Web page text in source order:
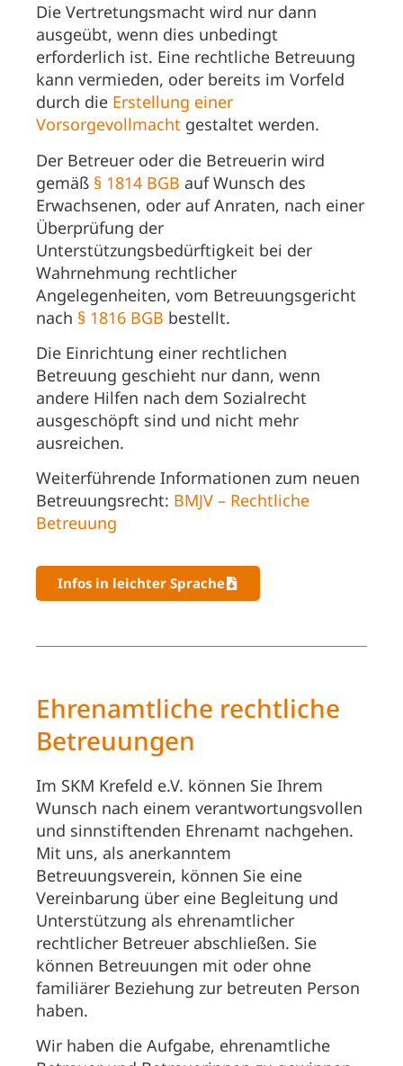
Die Vertretungsmacht wird nur dann
ausgeübt, wenn dies unbedingt
erforderlich ist. Eine rechtliche Betreuung
kann vermieden, oder bereits im Vorfeld
durch die Erstellung einer
Vorsorgevollmacht gestaltet werden.
Der Betreuer oder die Betreuerin wird
gemäß § 1814 BGB auf Wunsch des
Erwachsenen, oder auf Anraten, nach einer
Überprüfung der
Unterstützungsbedürftigkeit bei der
Wahrnehmung rechtlicher
Angelegenheiten, vom Betreuungsgericht
nach § 1816 BGB bestellt.
Die Einrichtung einer rechtlichen
Betreuung geschieht nur dann, wenn
andere Hilfen nach dem Sozialrecht
ausgeschöpft sind und nicht mehr
ausreichen.
Weiterführende Informationen zum neuen
Betreuungsrecht: BMJV – Rechtliche
Betreuung
Infos in leichter Sprache
Ehrenamtliche rechtliche
Betreuungen
Im SKM Krefeld e.V. können Sie Ihrem
Wunsch nach einem verantwortungsvollen
und sinnstiftenden Ehrenamt nachgehen.
Mit uns, als anerkanntem
Betreuungsverein, können Sie eine
Vereinbarung über eine Begleitung und
Unterstützung als ehrenamtlicher
rechtlicher Betreuer abschließen. Sie
können Betreuungen mit oder ohne
familiärer Beziehung zur betreuten Person
haben.
Wir haben die Aufgabe, ehrenamtliche